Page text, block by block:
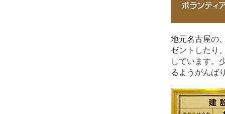
地元名古屋の
ゼントしたり
しています。
るようがんば